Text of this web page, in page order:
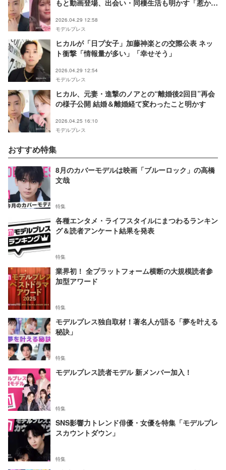
もと動画登場、出会い・同棲生活も明かす「惹かれ
2026.04.29 12:58
モデルプレス
ヒカルが「日プ女子」加藤神楽との交際公表 ネッ
ト衝撃「情報量が多い」「幸せそう」
2026.04.29 12:54
モデルプレス
ヒカル、元妻・進撃のノアとの“離婚後2回目”再会
の様子公開 結婚＆離婚経て変わったこと明かす
2026.04.25 16:10
モデルプレス
おすすめ特集
8月のカバーモデルは映画「ブルーロック」の高橋
文哉
特集
各種エンタメ・ライフスタイルにまつわるランキン
グ＆読者アンケート結果を発表
特集
業界初！ 全プラットフォーム横断の大規模読者参
加型アワード
特集
モデルプレス独自取材！著名人が語る「夢を叶える
秘訣」
特集
モデルプレス読者モデル 新メンバー加入！
特集
SNS影響力トレンド俳優・女優を特集「モデルプレ
スカウントダウン」
特集